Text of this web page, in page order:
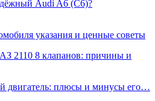
Audi A6 (С6)?
указания и ценные советы
2110 8 клапанов: причины и
двигатель: плюсы и минусы его…